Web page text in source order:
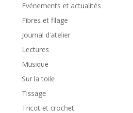
Evénements et actualités
Fibres et filage
Journal d'atelier
Lectures
Musique
Sur la toile
Tissage
Tricot et crochet